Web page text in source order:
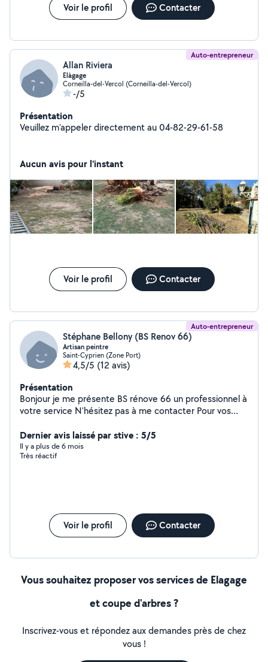
Voir le profil Contacter
Auto-entrepreneur
Allan Riviera
Elàgage
Corneilla-del-Vercol (Corneilla-del-Vercol)
-/5
Présentation
Veuillez m'appeler directement au 04-82-29-61-58
Aucun avis pour l'instant
Voir le profil Contacter
Auto-entrepreneur
Stéphane Bellony (BS Renov 66)
Artisan peintre
Saint-Cyprien (Zone Port)
4,5/5 (12 avis)
Présentation
Bonjour je me présente BS rénove 66 un professionnel à
votre service N'hésitez pas à me contacter Pour vos
Dernier avis laissé par stive : 5/5
Il y a plus de 6 mois
Très réactif
Voir le profil Contacter
Vous souhaitez proposer vos services de Elagage
et coupe d'arbres ?
Inscrivez-vous et répondez aux demandes près de chez
vous !